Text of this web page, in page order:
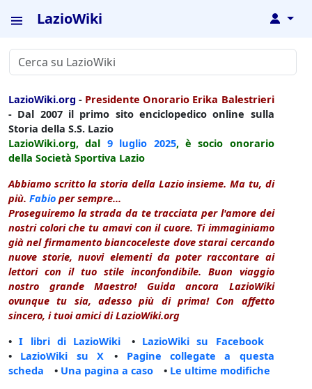
LazioWiki ↓
LazioWiki.org - Presidente Onorario Erika Balestrieri
- Dal 2007 il primo sito enciclopedico online sulla
Storia della S.S. Lazio
LazioWiki.org, dal 9 luglio 2025, è socio onorario
della Società Sportiva Lazio
Abbiamo scritto la storia della Lazio insieme. Ma tu, di
più. Fabio per sempre...
Proseguiremo la strada da te tracciata per l'amore dei
nostri colori che tu amavi con il cuore. Ti immaginiamo
già nel firmamento biancoceleste dove starai cercando
nuove storie, nuovi elementi da poter raccontare ai
lettori con il tuo stile inconfondibile. Buon viaggio
nostro grande Maestro! Guida ancora LazioWiki
ovunque tu sia, adesso più di prima! Con affetto
sincero, i tuoi amici di LazioWiki.org
•I libri di LazioWiki • LazioWiki su Facebook
• LazioWiki su X • Pagine collegate a questa
scheda • Una pagina a caso • Le ultime modifiche